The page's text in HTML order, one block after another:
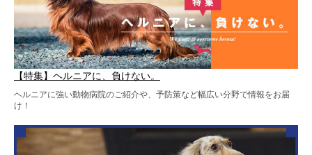
【特集】ヘルニアに、負けない。
ヘルニアに強い動物病院のご紹介や、予防策など幅広い分野で情報をお届
け！